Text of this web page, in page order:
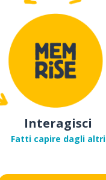
Interagisci
Fatti capire dagli altri